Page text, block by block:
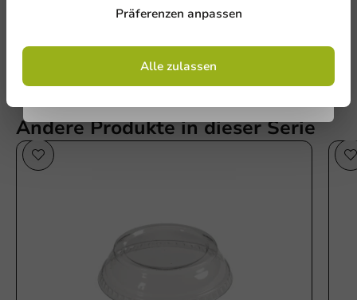
Eine Bewertung schreiben
Andere Produkte in dieser Serie
Präferenzen anpassen
Alle zulassen
denAllgemeinen Geschäftsbedingungen
einverstanden
Datenschutzrichtlinie.